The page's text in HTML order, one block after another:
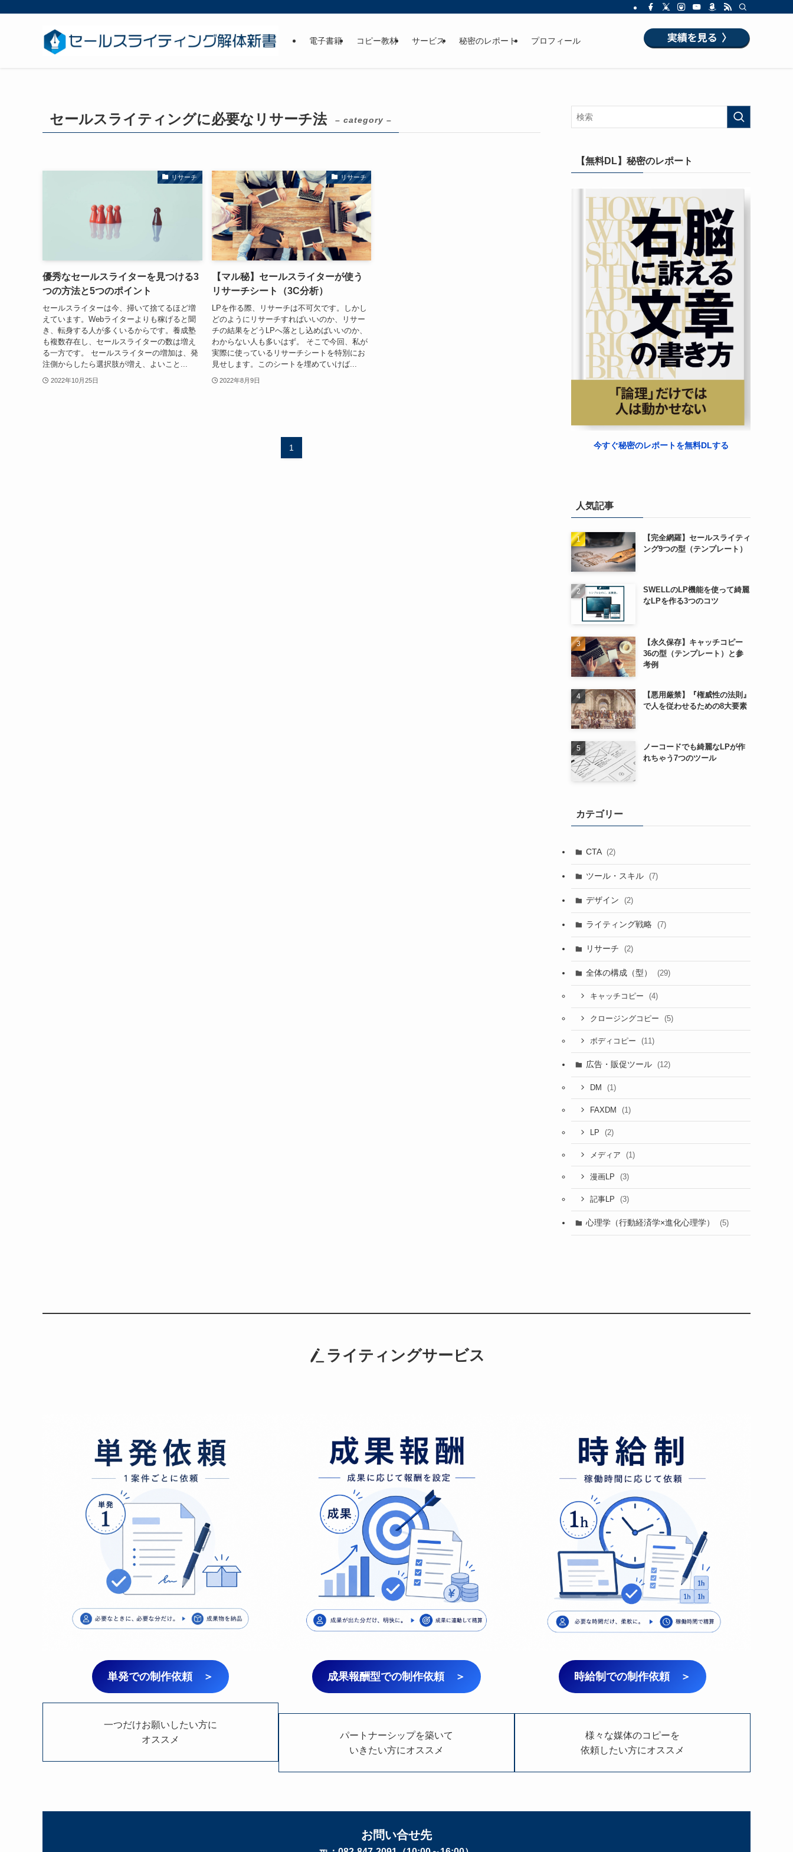
電子書籍 コピー教材 サービス 秘密のレポート プロフィール
セールスライティングに必要なリサーチ法 – category –
リサーチ
優秀なセールスライターを見つける3
つの方法と5つのポイント
セールスライターは今、掃いて捨てるほど増
えています。Webライターよりも稼げると聞
き、転身する人が多くいるからです。養成塾
も複数存在し、セールスライターの数は増え
る一方です。 セールスライターの増加は、発
注側からしたら選択肢が増え、よいこと...
2022年10月25日
リサーチ
【マル秘】セールスライターが使う
リサーチシート（3C分析）
LPを作る際、リサーチは不可欠です。しかし
どのようにリサーチすればいいのか、リサー
チの結果をどうLPへ落とし込めばいいのか、
わからない人も多いはず。 そこで今回、私が
実際に使っているリサーチシートを特別にお
見せします。このシートを埋めていけば...
2022年8月9日
1
【無料DL】秘密のレポート
今すぐ秘密のレポートを無料DLする
人気記事
【完全網羅】セールスライティ
ング9つの型（テンプレート）
SWELLのLP機能を使って綺麗
なLPを作る3つのコツ
【永久保存】キャッチコピー
36の型（テンプレート）と参
考例
【悪用厳禁】『権威性の法則』
で人を従わせるための8大要素
ノーコードでも綺麗なLPが作
れちゃう7つのツール
カテゴリー
CTA (2)
ツール・スキル (7)
デザイン (2)
ライティング戦略 (7)
リサーチ (2)
全体の構成（型） (29)
キャッチコピー (4)
クロージングコピー (5)
ボディコピー (11)
広告・販促ツール (12)
DM (1)
FAXDM (1)
LP (2)
メディア (1)
漫画LP (3)
記事LP (3)
心理学（行動経済学×進化心理学） (5)
ライティングサービス
単発での制作依頼 ＞
一つだけお願いしたい方に
オススメ
成果報酬型での制作依頼 ＞
パートナーシップを築いて
いきたい方にオススメ
時給制での制作依頼 ＞
様々な媒体のコピーを
依頼したい方にオススメ
お問い合せ先